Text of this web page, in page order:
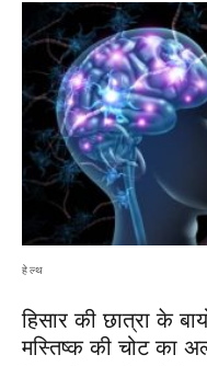
हेल्थ
हिसार की छात्रा के
मस्तिष्क की चोट का